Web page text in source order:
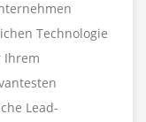
Technologie
Ihrem
Lead-